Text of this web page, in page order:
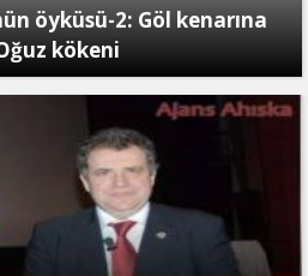
öyküsü-2: Göl kenarına
kökeni